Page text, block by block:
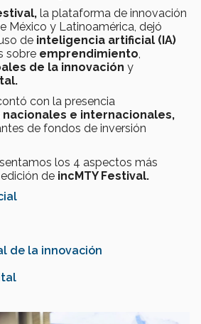
la plataforma de innovación
México y Latinoamérica, dejó
de inteligencia artificial (IA)
sobre emprendimiento
de la innovación y
con la presencia
e internacionales,
de fondos de inversión
los 4 aspectos más
de incMTY Festival.
de la innovación